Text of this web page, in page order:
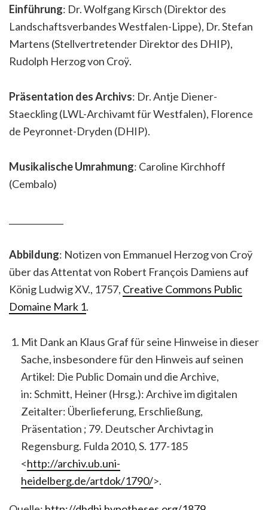
Einführung: Dr. Wolfgang Kirsch (Direktor des
Landschaftsverbandes Westfalen-Lippe), Dr. Stefan
Martens (Stellvertretender Direktor des DHIP),
Rudolph Herzog von Croÿ.
Präsentation des Archivs: Dr. Antje Diener-
Staeckling (LWL-Archivamt für Westfalen), Florence
de Peyronnet-Dryden (DHIP).
Musikalische Umrahmung: Caroline Kirchhoff
(Cembalo)
Abbildung: Notizen von Emmanuel Herzog von Croÿ
über das Attentat von Robert François Damiens auf
König Ludwig XV., 1757, Creative Commons Public
Domaine Mark 1.
Mit Dank an Klaus Graf für seine Hinweise in dieser
Sache, insbesondere für den Hinweis auf seinen
Artikel: Die Public Domain und die Archive,
in: Schmitt, Heiner (Hrsg.): Archive im digitalen
Zeitalter: Überlieferung, Erschließung,
Präsentation ; 79. Deutscher Archivtag in
Regensburg. Fulda 2010, S. 177-185
<http://archiv.ub.uni-
heidelberg.de/artdok/1790/>.